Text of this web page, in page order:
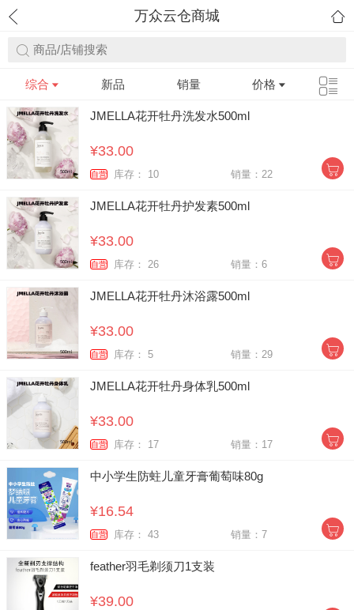
万众云仓商城
商品/店铺搜索
综合 新品 销量 价格
JMELLA花开牡丹洗发水500ml
¥33.00
自营 库存： 10 销量：22
JMELLA花开牡丹护发素500ml
¥33.00
自营 库存： 26 销量：6
JMELLA花开牡丹沐浴露500ml
¥33.00
自营 库存： 5 销量：29
JMELLA花开牡丹身体乳500ml
¥33.00
自营 库存： 17 销量：17
中小学生防蛀儿童牙膏葡萄味80g
¥16.54
自营 库存： 43 销量：7
feather羽毛剃须刀1支装
¥39.00